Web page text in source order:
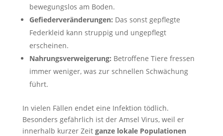
bewegungslos am Boden.
Gefiederveränderungen: Das sonst gepflegte
Federkleid kann struppig und ungepflegt
erscheinen.
Nahrungsverweigerung: Betroffene Tiere fressen
immer weniger, was zur schnellen Schwächung
führt.
In vielen Fällen endet eine Infektion tödlich.
Besonders gefährlich ist der Amsel Virus, weil er
innerhalb kurzer Zeit ganze lokale Populationen